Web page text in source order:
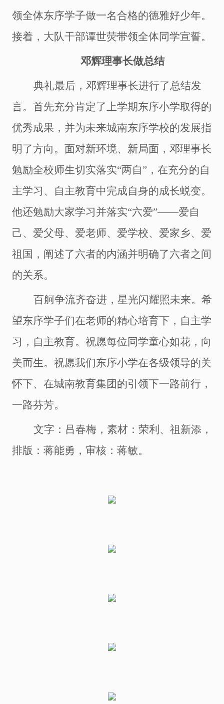
领全体东序学子做一名合格的德雅好少年。
接着， 大队干部谭世荧带领全体同学宣誓。
邓辉理事长做总结
典礼最后，邓辉理事长进行了总结发
言。 首先充分肯定了上学期东序小学取得的
优秀成果，并为未来城南东序学校的发展指
明了方向。面对新环境、新局面，邓理事长
勉励全校师生切实落实“两自”，在充分的自
主学习、自主教育中完成自身的成长蜕变。
他还勉励大家学习并落实“六爱”――爱自
己、爱父母、爱老师、爱学校、爱家乡、爱
祖国，阐述了六者的内涵并明确了六者之间
的关系。
百舸争流齐奋进，星光闪耀照未来。希
望东序学子们在老师的精心培育下， 自主学
习，自主教育。祝愿每位同学童心如花，向
美而生。祝愿我们东序小学在各级领导的关
怀下、在城南教育集团的引领下一路前行，
一路芬芳。
文字：吕春梅，素材：荣利、祖新添，
排版：蒋能勇， 审核：蒋敏。